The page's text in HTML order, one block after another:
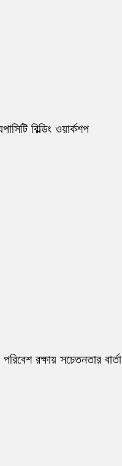
বিল্ডিং ওয়ার্কশপ
রক্ষায় সচেতনতার বার্তা